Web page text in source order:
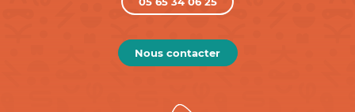
Nous contacter